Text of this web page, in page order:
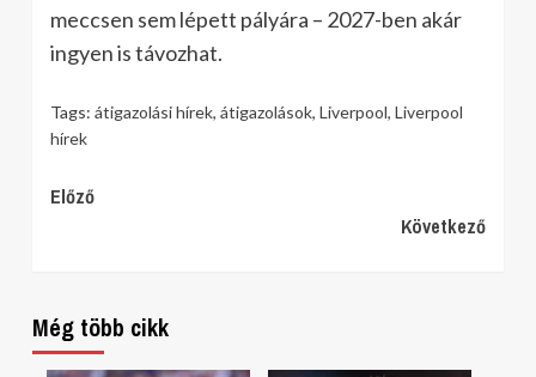
meccsen sem lépett pályára – 2027-ben akár
ingyen is távozhat.
Tags: átigazolási hírek, átigazolások, Liverpool, Liverpool
hírek
Continue
Előző
Következő
Még több cikk